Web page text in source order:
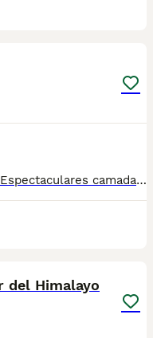
📞📞6️⃣4️⃣1️⃣9️⃣2️⃣2️⃣3️⃣9️⃣0️⃣📞📞📞📞 Espectaculares camadas de gatitos de presa bicolor nacionales descendientes de las mejores líneas de sangre. Disponibles tanto hembras como machos. Las camadas están bajo supervisión veterinaria desde su nacimiento hasta que son entregadas a su nueva familia. Criados por un equipo de profesionales y mejores personas que, con más de 20 años de experiencia , cuidan a los animales por vocación, aplicando una cría ética y responsable para que cada cachorro se desarrolle con la mejor salud y con un buen temperamento. Todos los cachorritos se entregan con unos dos meses y medio de edad y sus vacunas correspondientes, desparasitados interna y externamente, con certificado de salud, y garantía tanto por enfermedad vírica como congénito genética. Posibilidad de entregar en toda España mediante transporte propio preparado para animales y con chofer privado. Los precios pueden variar según las características y morfología de cada cachorro. Añádenos al whats app o llámanos, y encantados atenderemos todas tus dudas y consultas. Teléfono / Whats app: 641 92 23 90
del Himalayo